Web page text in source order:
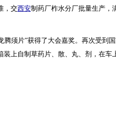
，交西安制药厂柞水分厂批量生产，
腾须片”获得了大会嘉奖。再次受到
上自制草药片、散、丸、剂，在车